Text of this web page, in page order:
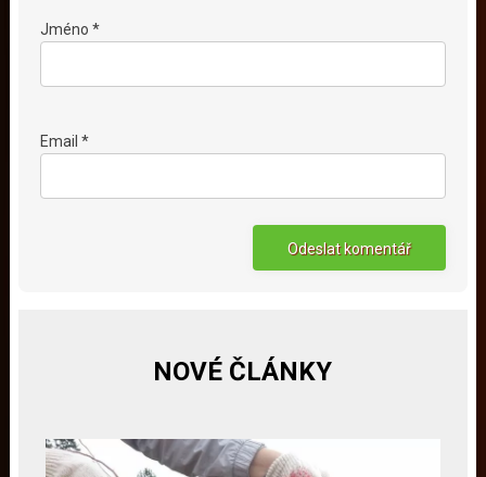
Jméno *
Email *
NOVÉ ČLÁNKY